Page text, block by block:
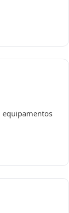
equipamentos